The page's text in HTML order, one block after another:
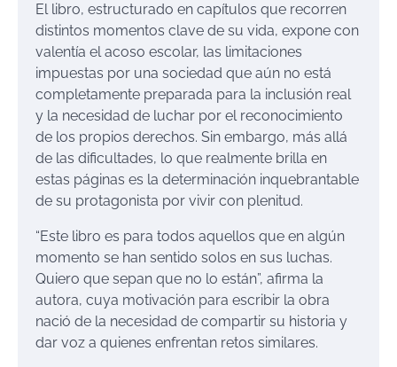
El libro, estructurado en capítulos que recorren
distintos momentos clave de su vida, expone con
valentía el acoso escolar, las limitaciones
impuestas por una sociedad que aún no está
completamente preparada para la inclusión real
y la necesidad de luchar por el reconocimiento
de los propios derechos. Sin embargo, más allá
de las dificultades, lo que realmente brilla en
estas páginas es la determinación inquebrantable
de su protagonista por vivir con plenitud.
“Este libro es para todos aquellos que en algún
momento se han sentido solos en sus luchas.
Quiero que sepan que no lo están”, afirma la
autora, cuya motivación para escribir la obra
nació de la necesidad de compartir su historia y
dar voz a quienes enfrentan retos similares.